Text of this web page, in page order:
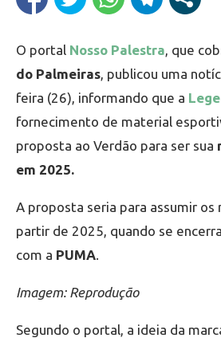
O portal Nosso Palestra, que
do Palmeiras, publicou uma
feira (26), informando que a
fornecimento de material
proposta ao Verdão para ser sua
em 2025.
A proposta seria para assumir
partir de 2025, quando se
com a PUMA.
Imagem: Reprodução
Segundo o portal, a ideia da